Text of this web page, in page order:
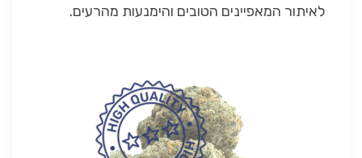
לאיתור המאפיינים הטובים והימנעות מהרעים.